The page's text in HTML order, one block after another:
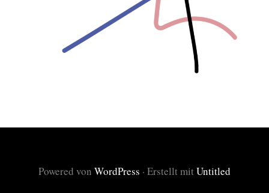
Powered von WordPress · Erstellt mit Untitled